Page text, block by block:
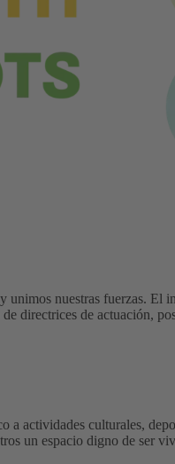
unimos nuestras fuerzas. El
directrices de actuación,
a actividades culturales,
un espacio digno de ser